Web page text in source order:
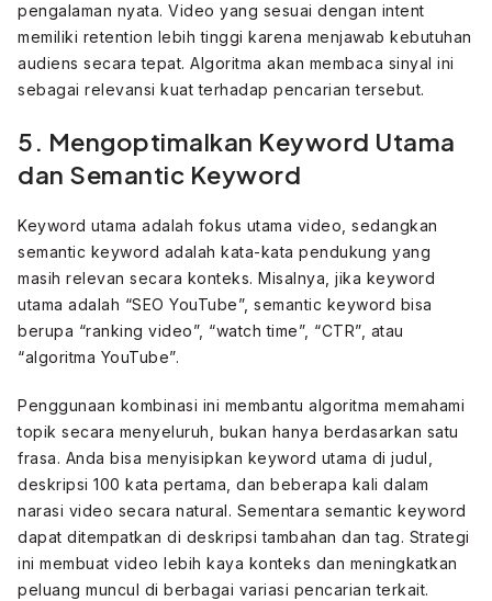
pengalaman nyata. Video yang sesuai dengan intent
memiliki retention lebih tinggi karena menjawab kebutuhan
audiens secara tepat. Algoritma akan membaca sinyal ini
sebagai relevansi kuat terhadap pencarian tersebut.
5. Mengoptimalkan Keyword Utama
dan Semantic Keyword
Keyword utama adalah fokus utama video, sedangkan
semantic keyword adalah kata-kata pendukung yang
masih relevan secara konteks. Misalnya, jika keyword
utama adalah “SEO YouTube”, semantic keyword bisa
berupa “ranking video”, “watch time”, “CTR”, atau
“algoritma YouTube”.
Penggunaan kombinasi ini membantu algoritma memahami
topik secara menyeluruh, bukan hanya berdasarkan satu
frasa. Anda bisa menyisipkan keyword utama di judul,
deskripsi 100 kata pertama, dan beberapa kali dalam
narasi video secara natural. Sementara semantic keyword
dapat ditempatkan di deskripsi tambahan dan tag. Strategi
ini membuat video lebih kaya konteks dan meningkatkan
peluang muncul di berbagai variasi pencarian terkait.